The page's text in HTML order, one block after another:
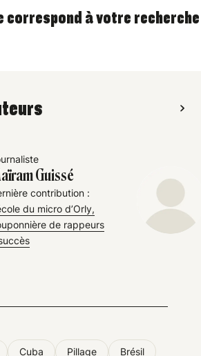
correspond à votre recherche
Guissé
contribution :
du micro d’Orly,
de rappeurs
Cuba Pillage Brésil